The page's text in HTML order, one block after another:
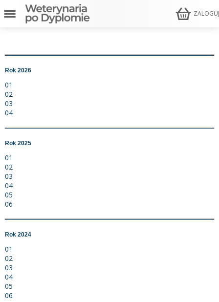
Rok 2026
01
02
03
04
Rok 2025
01
02
03
04
05
06
Rok 2024
01
02
03
04
05
06